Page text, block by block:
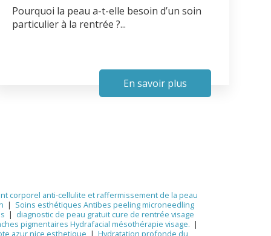
Pourquoi la peau a-t-elle besoin d’un soin
particulier à la rentrée ?...
En savoir plus
corporel anti-cellulite et raffermissement de la peau
| Soins esthétiques Antibes peeling microneedling
| diagnostic de peau gratuit cure de rentrée visage
pigmentaires Hydrafacial mésothérapie visage. |
azur nice esthetique | Hydratation profonde du